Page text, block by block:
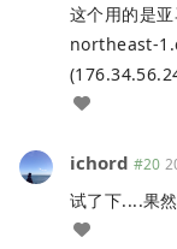
这个用的是
northeast-
ichord #20
试了下....果